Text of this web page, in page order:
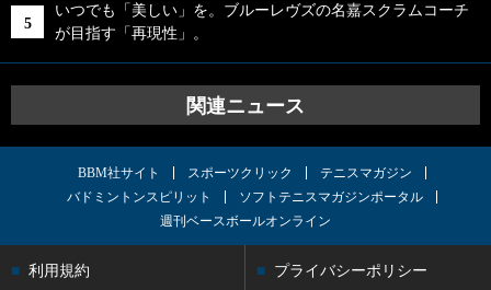
いつでも「美しい」を。ブルーレヴズの名嘉スクラムコーチ
が目指す「再現性」。
関連ニュース
BBM社サイト スポーツクリック
テニスマガジン
バドミントンスピリット
ソフトテニスマガジンポータル
週刊ベースボールオンライン
利用規約 プライバシーポリシー